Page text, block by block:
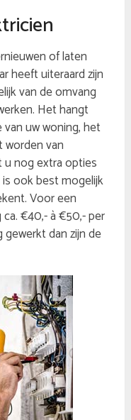
of laten
heeft uiteraard zijn
van de omvang
Het hangt
uw woning, het
worden van
u nog extra opties
ook best mogelijk
Voor een
€40,- à €50,- per
dan zijn de